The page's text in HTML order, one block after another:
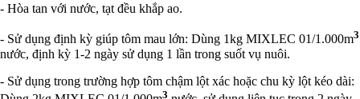
- Hòa tan với nước, tạt đều khắp ao.
- Sử dụng định kỳ giúp tôm mau lớn: Dùng 1kg MIXLEC 01/1.000m3
nước, định kỳ 1-2 ngày sử dụng 1 lần trong suốt vụ nuôi.
- Sử dụng trong trường hợp tôm chậm lột xác hoặc chu kỳ lột kéo dài:
3